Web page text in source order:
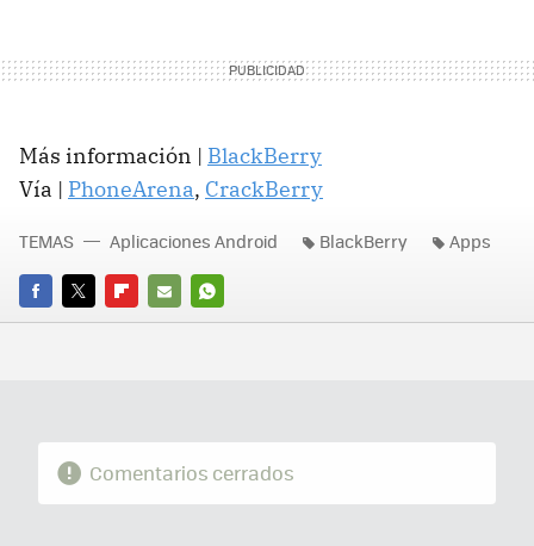
Más información | BlackBerry
Vía | PhoneArena, CrackBerry
FACEBOOK
TWITTERFLIPBOARD
E-
WHATSAPP
TEMAS Aplicaciones Android BlackBerry Apps
Comentarios cerrados